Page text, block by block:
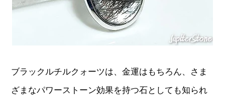
ブラックルチルクォーツは、金運はもちろん、さま
ざまなパワーストーン効果を持つ石としても知られ